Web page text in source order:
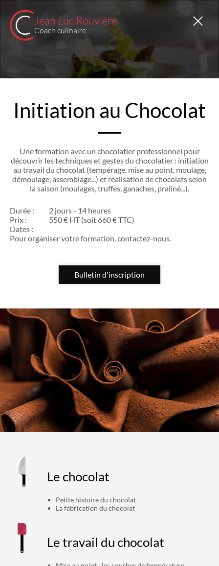
Jean Luc Rouvière
Coach culinaire
Initiation au Chocolat
Une formation avec un chocolatier professionnel pour
découvrir les techniques et gestes du chocolatier : initiation
au travail du chocolat (tempérage, mise au point, moulage,
démoulage, assemblage...) et réalisation de chocolats selon
la saison (moulages, truffes, ganaches, praliné...).
Durée :
2 jours - 14 heures
Prix :
550 € HT (soit 660 € TTC)
Dates :
Pour organiser votre formation, contactez-nous.
Bulletin d'inscription
Le chocolat
Petite histoire du chocolat
La fabrication du chocolat
Le travail du chocolat